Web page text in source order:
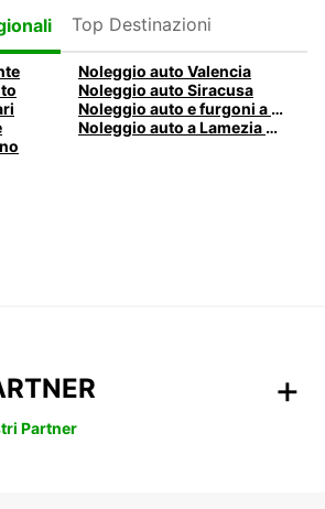
Top Destinazioni
Noleggio auto Valencia
Noleggio auto Siracusa
Noleggio auto e furgoni a Pescara
Noleggio auto a Lamezia Terme, Italia
Partner